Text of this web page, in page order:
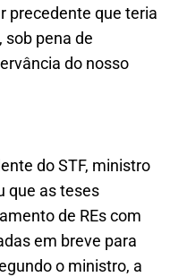
precedente que teria
sob pena de
do nosso
do STF, ministro
que as teses
de REs com
em breve para
o ministro, a